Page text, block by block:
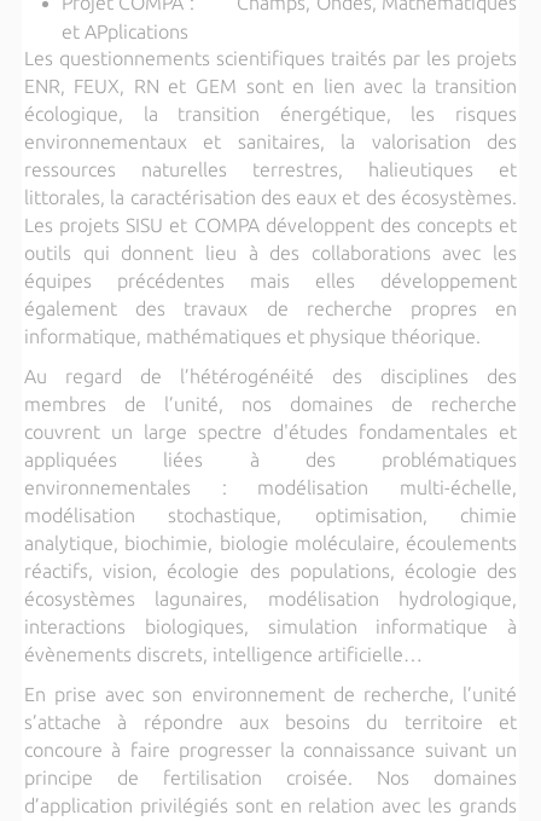
et APplications
Les questionnements scientifiques traités par les projets
ENR, FEUX, RN et GEM sont en lien avec la transition
écologique, la transition énergétique, les risques
environnementaux et sanitaires, la valorisation des
ressources naturelles terrestres, halieutiques et
littorales, la caractérisation des eaux et des écosystèmes.
Les projets SISU et COMPA développent des concepts et
outils qui donnent lieu à des collaborations avec les
équipes précédentes mais elles développement
également des travaux de recherche propres en
informatique, mathématiques et physique théorique.
Au regard de l’hétérogénéité des disciplines des
membres de l’unité, nos domaines de recherche
couvrent un large spectre d'études fondamentales et
appliquées liées à des problématiques
environnementales : modélisation multi-échelle,
modélisation stochastique, optimisation, chimie
analytique, biochimie, biologie moléculaire, écoulements
réactifs, vision, écologie des populations, écologie des
écosystèmes lagunaires, modélisation hydrologique,
interactions biologiques, simulation informatique à
évènements discrets, intelligence artificielle…
En prise avec son environnement de recherche, l’unité
s’attache à répondre aux besoins du territoire et
concoure à faire progresser la connaissance suivant un
principe de fertilisation croisée. Nos domaines
d’application privilégiés sont en relation avec les grands